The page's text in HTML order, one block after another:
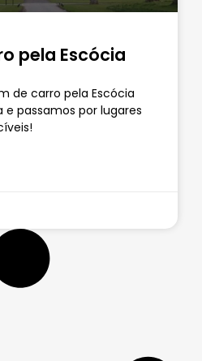
pela Escócia
de carro pela Escócia
passamos por lugares